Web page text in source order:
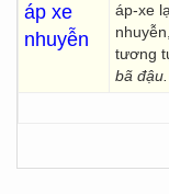
áp xe
nhuyễn
áp-xe
tương
bã đậu.